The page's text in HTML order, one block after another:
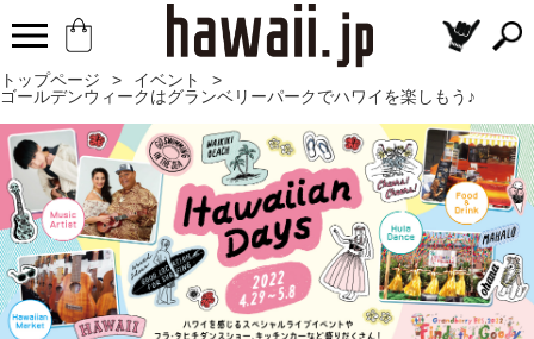
トップページ > イベント
>
ゴールデンウィークはグランベリーパークでハワイを楽しもう♪